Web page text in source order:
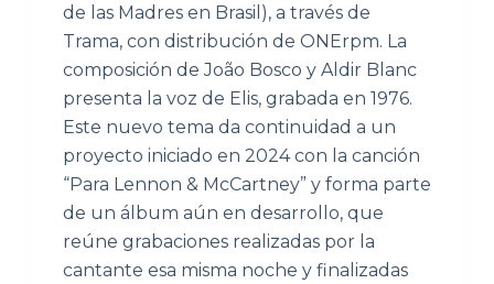
de las Madres en Brasil), a través de
Trama, con distribución de ONErpm. La
composición de João Bosco y Aldir Blanc
presenta la voz de Elis, grabada en 1976.
Este nuevo tema da continuidad a un
proyecto iniciado en 2024 con la canción
“Para Lennon & McCartney” y forma parte
de un álbum aún en desarrollo, que
reúne grabaciones realizadas por la
cantante esa misma noche y finalizadas